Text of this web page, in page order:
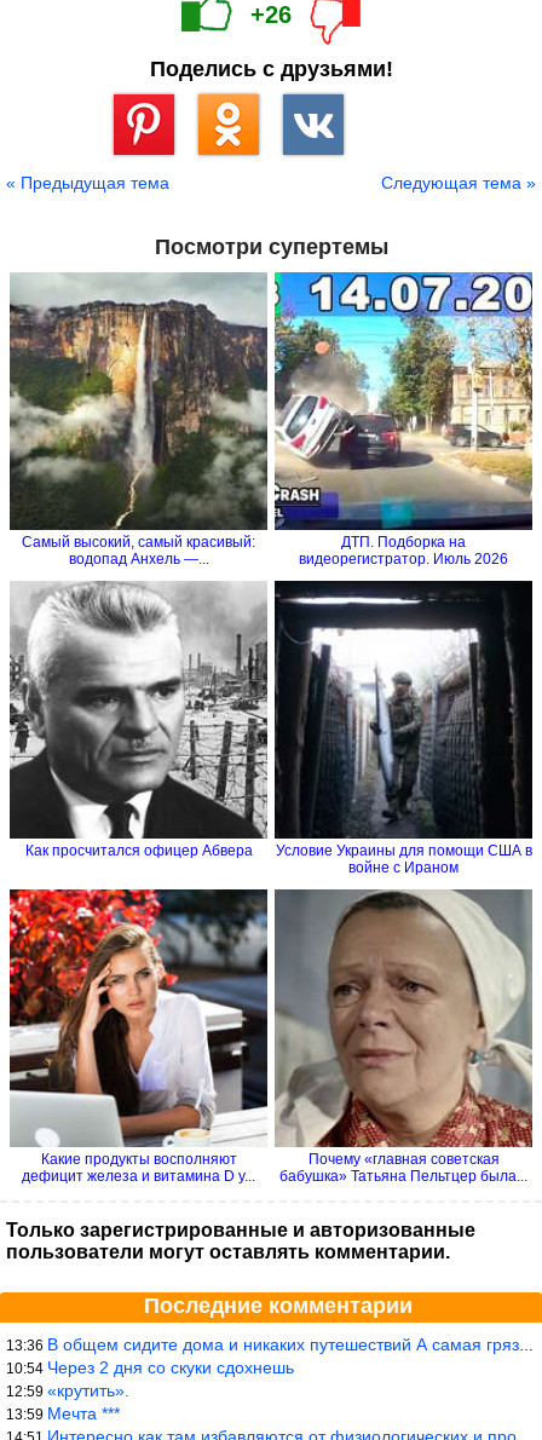
+26
Поделись с друзьями!
« Предыдущая тема Следующая тема »
Посмотри супертемы
Самый высокий, самый красивый:
водопад Анхель —...
ДТП. Подборка на
видеорегистратор. Июль 2026
Как просчитался офицер Абвера
Условие Украины для помощи США в
войне с Ираном
Какие продукты восполняют
дефицит железа и витамина D у...
Почему «главная советская
бабушка» Татьяна Пельтцер была...
Только зарегистрированные и авторизованные
пользователи могут оставлять комментарии.
Последние комментарии
13:36 В общем сидите дома и никаких путешествий А самая грязная в от
10:54 Через 2 дня со скуки сдохнешь
12:59 «крутить».
13:59 Мечта ***
Интересно как там избавляются от физиологических и прочих отходо